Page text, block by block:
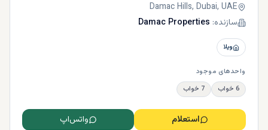
Damac Hills, Dubai, UAE
سازنده: Damac Properties
ویلا
واحدهای موجود
6 خواب
7 خواب
استعلام واتس‌اپ